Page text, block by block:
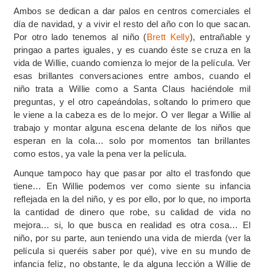
Ambos se dedican a dar palos en centros comerciales el
día de navidad, y a vivir el resto del año con lo que sacan.
Por otro lado tenemos al niño (Brett Kelly), entrañable y
pringao a partes iguales, y es cuando éste se cruza en la
vida de Willie, cuando comienza lo mejor de la película. Ver
esas brillantes conversaciones entre ambos, cuando el
niño trata a Willie como a Santa Claus haciéndole mil
preguntas, y el otro capeándolas, soltando lo primero que
le viene a la cabeza es de lo mejor. O ver llegar a Willie al
trabajo y montar alguna escena delante de los niños que
esperan en la cola… solo por momentos tan brillantes
como estos, ya vale la pena ver la película.
Aunque tampoco hay que pasar por alto el trasfondo que
tiene… En Willie podemos ver como siente su infancia
reflejada en la del niño, y es por ello, por lo que, no importa
la cantidad de dinero que robe, su calidad de vida no
mejora… si, lo que busca en realidad es otra cosa… El
niño, por su parte, aun teniendo una vida de mierda (ver la
película si queréis saber por qué), vive en su mundo de
infancia feliz, no obstante, le da alguna lección a Willie de